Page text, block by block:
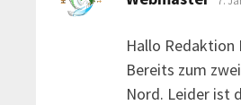
Hallo Redaktion
Bereits zum
Nord. Leider ist